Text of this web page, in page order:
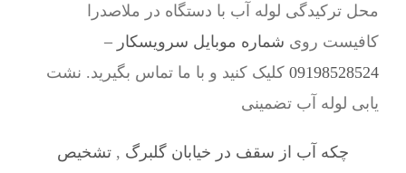
محل ترکیدگی لوله آب با دستگاه در ملاصدرا
کافیست روی شماره موبایل سرویسکار –
09198528524 کلیک کنید و با ما تماس بگیرید. نشت
یابی لوله آب تضمینی
چکه آب از سقف در خیابان گلبرگ , تشخیص